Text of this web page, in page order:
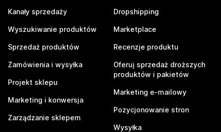
Kanały sprzedaży
Wyszukiwanie produktów
Sprzedaż produktów
Zamówienia i wysyłka
Projekt sklepu
Marketing i konwersja
Zarządzanie sklepem
Dropshipping
Marketplace
Recenzje produktu
Oferuj sprzedaż droższych
produktów i pakietów
Marketing e-mailowy
Pozycjonowanie stron
Wysyłka